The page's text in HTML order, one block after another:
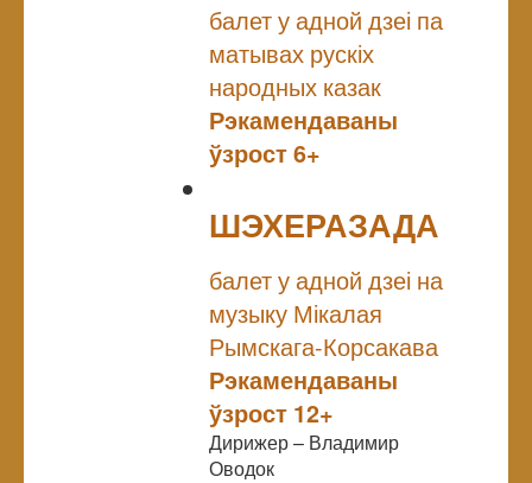
балет у адной дзеі па
матывах рускіх
народных казак
Рэкамендаваны
ўзрост 6+
ШЭХЕРАЗАДА
балет у адной дзеі на
музыку Мікалая
Рымскага-Корсакава
Рэкамендаваны
ўзрост 12+
Дирижер – Владимир
Оводок